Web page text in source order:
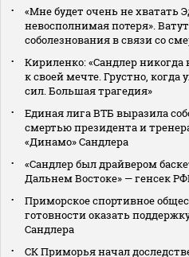
«Мне будет очень не хватать
невосполнимая потеря».
соболезнования в связи со
Кириленко: «Сандлер никогда
к своей мечте. Грустно, когда
сил. Большая трагедия»
Единая лига ВТБ выразила
смертью президента и
«Динамо» Сандлера
«Сандлер был драйвером
Дальнем Востоке» — генсек
Приморское спортивное
готовности оказать
Сандлера
СК Приморья начал